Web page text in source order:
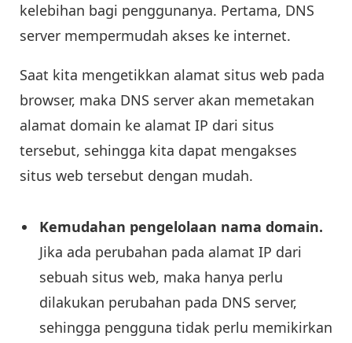
kelebihan bagi penggunanya. Pertama, DNS
server mempermudah akses ke internet.
Saat kita mengetikkan alamat situs web pada
browser, maka DNS server akan memetakan
alamat domain ke alamat IP dari situs
tersebut, sehingga kita dapat mengakses
situs web tersebut dengan mudah.
Kemudahan pengelolaan nama domain.
Jika ada perubahan pada alamat IP dari
sebuah situs web, maka hanya perlu
dilakukan perubahan pada DNS server,
sehingga pengguna tidak perlu memikirkan